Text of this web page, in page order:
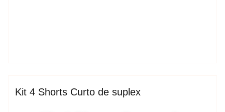
Blog
Kit 4 Shorts Curto de suplex